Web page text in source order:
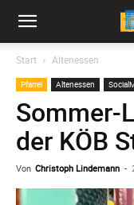
Pfarrei
Hll.
Start Altenessen
Pfarrei Altenessen
Sommer-
der KÖB
Von Christoph Lindemann -